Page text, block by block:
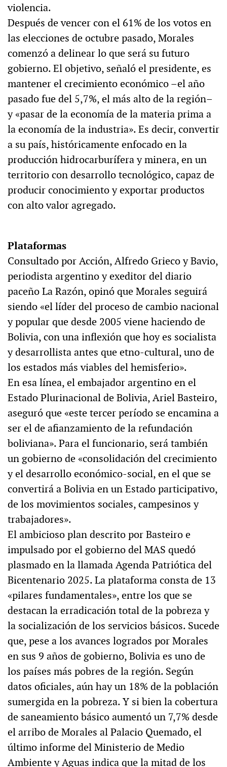
violencia.
Después de vencer con el 61% de los votos en
las elecciones de octubre pasado, Morales
comenzó a delinear lo que será su futuro
gobierno. El objetivo, señaló el presidente, es
mantener el crecimiento económico –el año
pasado fue del 5,7%, el más alto de la región–
y «pasar de la economía de la materia prima a
la economía de la industria». Es decir, convertir
a su país, históricamente enfocado en la
producción hidrocarburífera y minera, en un
territorio con desarrollo tecnológico, capaz de
producir conocimiento y exportar productos
con alto valor agregado.
Plataformas
Consultado por Acción, Alfredo Grieco y Bavio,
periodista argentino y exeditor del diario
paceño La Razón, opinó que Morales seguirá
siendo «el líder del proceso de cambio nacional
y popular que desde 2005 viene haciendo de
Bolivia, con una inflexión que hoy es socialista
y desarrollista antes que etno-cultural, uno de
los estados más viables del hemisferio».
En esa línea, el embajador argentino en el
Estado Plurinacional de Bolivia, Ariel Basteiro,
aseguró que «este tercer período se encamina a
ser el de afianzamiento de la refundación
boliviana». Para el funcionario, será también
un gobierno de «consolidación del crecimiento
y el desarrollo económico-social, en el que se
convertirá a Bolivia en un Estado participativo,
de los movimientos sociales, campesinos y
trabajadores».
El ambicioso plan descrito por Basteiro e
impulsado por el gobierno del MAS quedó
plasmado en la llamada Agenda Patriótica del
Bicentenario 2025. La plataforma consta de 13
«pilares fundamentales», entre los que se
destacan la erradicación total de la pobreza y
la socialización de los servicios básicos. Sucede
que, pese a los avances logrados por Morales
en sus 9 años de gobierno, Bolivia es uno de
los países más pobres de la región. Según
datos oficiales, aún hay un 18% de la población
sumergida en la pobreza. Y si bien la cobertura
de saneamiento básico aumentó un 7,7% desde
el arribo de Morales al Palacio Quemado, el
último informe del Ministerio de Medio
Ambiente y Aguas indica que la mitad de los